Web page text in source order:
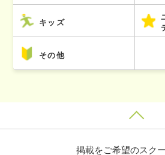
キッズ
その他
掲載をご希望のスク